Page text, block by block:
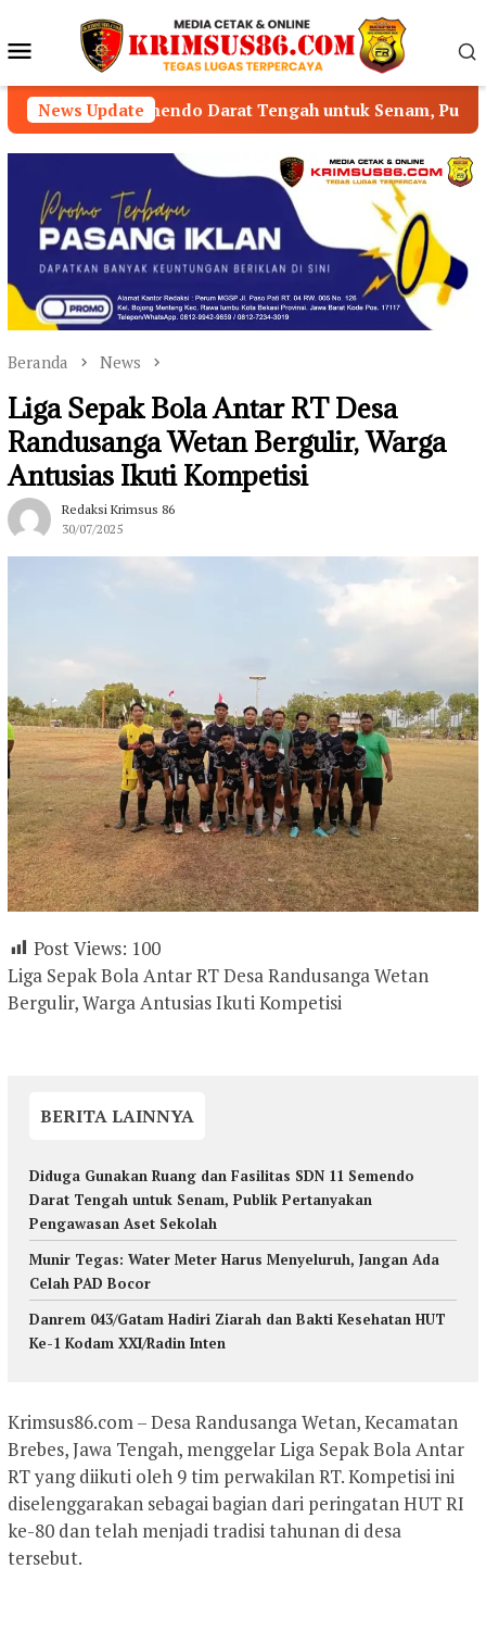
konten Menu
Mobile
News Update
Darat Tengah untuk Senam, Publik Pertanyakan
Beranda News
Liga Sepak Bola Antar RT Desa
Randusanga Wetan Bergulir, Warga
Antusias Ikuti Kompetisi
Redaksi Krimsus 86
30/07/2025
Post Views: 100
Liga Sepak Bola Antar RT Desa Randusanga Wetan
Bergulir, Warga Antusias Ikuti Kompetisi
BERITA LAINNYA
Diduga Gunakan Ruang dan Fasilitas SDN 11 Semendo
Darat Tengah untuk Senam, Publik Pertanyakan
Pengawasan Aset Sekolah
Munir Tegas: Water Meter Harus Menyeluruh, Jangan Ada
Celah PAD Bocor
Danrem 043/Gatam Hadiri Ziarah dan Bakti Kesehatan HUT
Ke-1 Kodam XXI/Radin Inten
Krimsus86.com – Desa Randusanga Wetan, Kecamatan
Brebes, Jawa Tengah, menggelar Liga Sepak Bola Antar
RT yang diikuti oleh 9 tim perwakilan RT. Kompetisi ini
diselenggarakan sebagai bagian dari peringatan HUT RI
ke-80 dan telah menjadi tradisi tahunan di desa
tersebut.